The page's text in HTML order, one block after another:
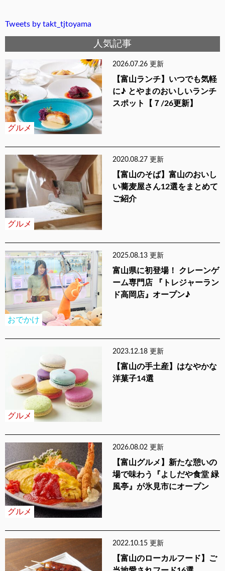
Tweets by takt_tjtoyama
人気記事
グルメ
2026.07.26 更新
【富山ランチ】いつでも気軽
に♪ とやまのおいしいランチ
スポット【７/26更新】
グルメ
2020.08.27 更新
【富山のそば】富山のおいし
い蕎麦屋さん12選をまとめて
ご紹介
おでかけ
2025.08.13 更新
富山県に初登場！ クレーンゲ
ーム専門店 『トレジャーラン
ド高岡店』オープン♪
グルメ
2023.12.18 更新
【富山の手土産】はなやかな
洋菓子14選
グルメ
2026.08.02 更新
【富山グルメ】新たな憩いの
場で味わう『よしだや食堂 緑
風亭』が氷見市にオープン
2022.10.15 更新
【富山のローカルフード】ご